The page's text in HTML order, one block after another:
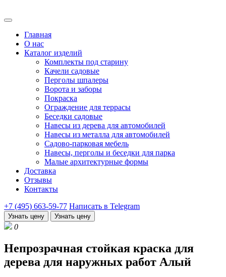
Главная
О нас
Каталог изделий
Комплекты под старину
Качели садовые
Перголы шпалеры
Ворота и заборы
Покраска
Ограждение для террасы
Беседки садовые
Навесы из дерева для автомобилей
Навесы из металла для автомобилей
Садово-парковая мебель
Навесы, перголы и беседки для парка
Малые архитектурные формы
Доставка
Отзывы
Контакты
+7 (495) 663-59-77 Написать в Telegram
Узнать цену Узнать цену
0
Непрозрачная стойкая краска для
дерева для наружных работ Алый